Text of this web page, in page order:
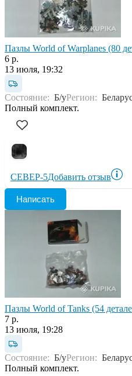
Пазлы World of Warplanes (80
6 р.
13 июля, 19:32
Состояние: Б/уРегион:
Полный комплект.
СЕВЕР-5Добавить отзыв
Написать
Пазлы World of Tanks (54
7 р.
13 июля, 19:28
Состояние: Б/уРегион:
Полный комплект.